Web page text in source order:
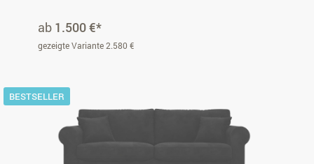
ab 1.500 €*
gezeigte Variante 2.580 €
BESTSELLER